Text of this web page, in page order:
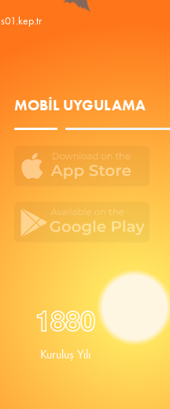
MOBIL UYGULAMA
1880
Kuruluş Yılı